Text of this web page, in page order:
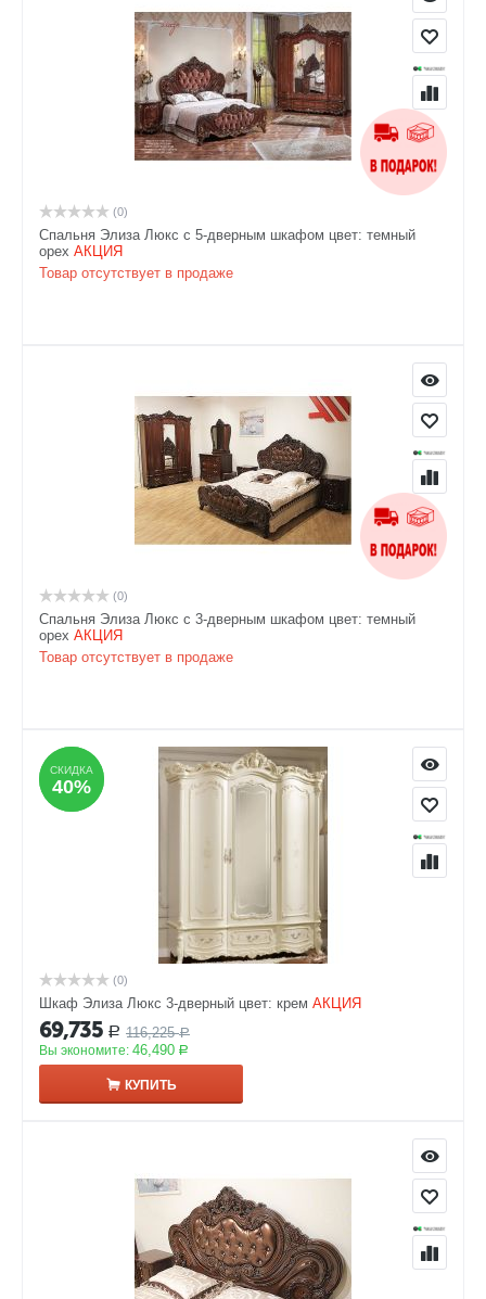
(0)
Спальня Элиза Люкс с 5-дверным шкафом цвет: темный
орех АКЦИЯ
Товар отсутствует в продаже
(0)
Спальня Элиза Люкс с 3-дверным шкафом цвет: темный
орех АКЦИЯ
Товар отсутствует в продаже
СКИДКА
40%
СКИДКА
40%
(0)
Шкаф Элиза Люкс 3-дверный цвет: крем АКЦИЯ
69,735 Р 116,225 Р
Вы экономите: 46,490 Р
КУПИТЬ